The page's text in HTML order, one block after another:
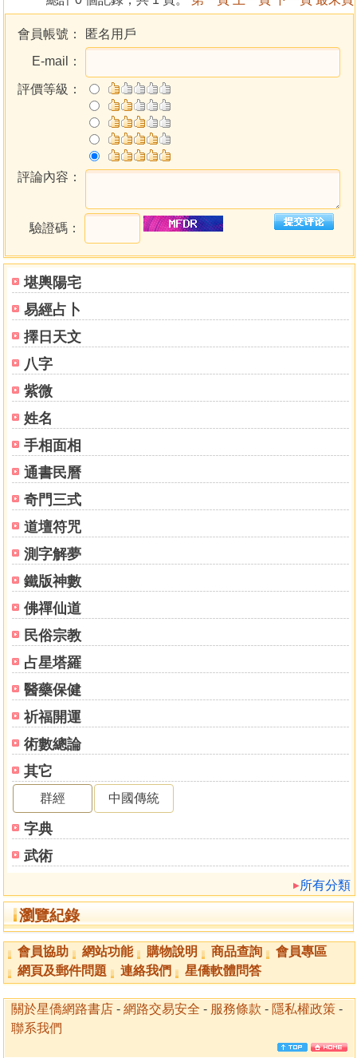
堪輿陽宅
易經占卜
擇日天文
八字
紫微
姓名
手相面相
通書民曆
奇門三式
道壇符咒
測字解夢
鐵版神數
佛禪仙道
民俗宗教
占星塔羅
醫藥保健
祈福開運
術數總論
其它
群經 中國傳統
字典
武術
所有分類
瀏覽紀錄
乾造（問何時有財運）
坤造（問家運如何）
乾造（問焊接檢定考運）
坤造（問頭疼為何因）
坤造（問健康）
乾造（問神位吉凶）
乾造（問能否順利升職）
乾造（問工作職場能做多久）
乾造（問有無升職良機）
坤造（問身體健康）
坤造（問身體健康）
坤造（問身體現況）
乾造（問能否考上不動產經紀人）
乾造（問考運吉凶）
乾造（問擇吉日課吉凶）
乾造（問地震後回家居住吉凶）
乾造（問婚姻運吉凶）
乾造（問冤業願和解否）
乾造（問下月考運）
乾造（問求財財運如何）
坤造（問餘震不斷怕屋宇傾毀）
乾造（問目前運勢）
乾造（問身體健康）
乾造（未婚問何時有桃花運）
乾造（問下胎生男或女）
坤造（問目前工作運勢如何）
乾造（問身體健康）
乾造（問神位發爐為何因）
乾造（問身體健康）
乾造（問祭煞成效如何）
乾造（問祖墳吉凶） 坤造（問近病）
坤造（問病況） 坤造（問母親病情）
坤造（問病況、查不出病因）
乾造（問高球賽可否擠進業餘前十名）
乾造（問大學入學考吉凶）
乾造（問事業運吉凶）
乾造（問明年考高球教練吉凶）
乾造（問明年財運）
坤造（問赴英國讀書運如何）
坤造（問至國外進修運勢吉凶）
坤造（問婚緣）
坤造（問何時有良緣）
坤造（問婚姻）
坤造（問適合單身否）
乾造（問繼續留營吉凶）
乾造（問事業、財運）
乾造（問目前婚姻）
乾造（問目前病情如何）
捌．結語
服務項目
會員帳號：
匿名用戶
E-mail：
評價等級：
評論內容：
驗證碼：
會員協助 網站功能 購物說明 商品查詢
會員專區
網頁及郵件問題
連絡我們 星僑軟體問答
關於星僑網路書店 - 網路交易安全 - 服務條款 - 隱私權政策 -
聯系我們